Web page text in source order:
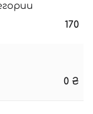
170
0 ₴